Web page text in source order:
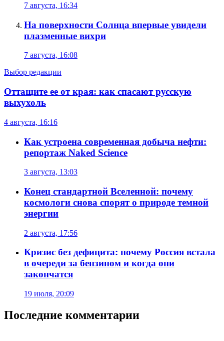
7 августа, 16:34
На поверхности Солнца впервые увидели
плазменные вихри
7 августа, 16:08
Выбор редакции
Оттащите ее от края: как спасают русскую
выхухоль
4 августа, 16:16
Как устроена современная добыча нефти:
репортаж Naked Science
3 августа, 13:03
Конец стандартной Вселенной: почему
космологи снова спорят о природе темной
энергии
2 августа, 17:56
Кризис без дефицита: почему Россия встала
в очереди за бензином и когда они
закончатся
19 июля, 20:09
Последние комментарии